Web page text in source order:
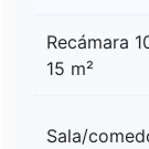
Recámara
15 m²
Sala/